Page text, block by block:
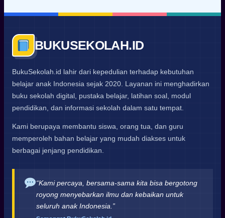
BUKUSEKOLAH.ID
BukuSekolah.id lahir dari kepedulian terhadap kebutuhan
belajar anak Indonesia sejak 2020. Layanan ini menghadirkan
buku sekolah digital, pustaka belajar, latihan soal, modul
pendidikan, dan informasi sekolah dalam satu tempat.
Kami berupaya membantu siswa, orang tua, dan guru
memperoleh bahan belajar yang mudah diakses untuk
berbagai jenjang pendidikan.
“Kami percaya, bersama-sama kita bisa bergotong
royong menyebarkan ilmu dan kebaikan untuk
seluruh anak Indonesia.”